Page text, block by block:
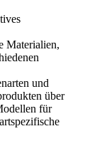
Materialien,
und
über
für